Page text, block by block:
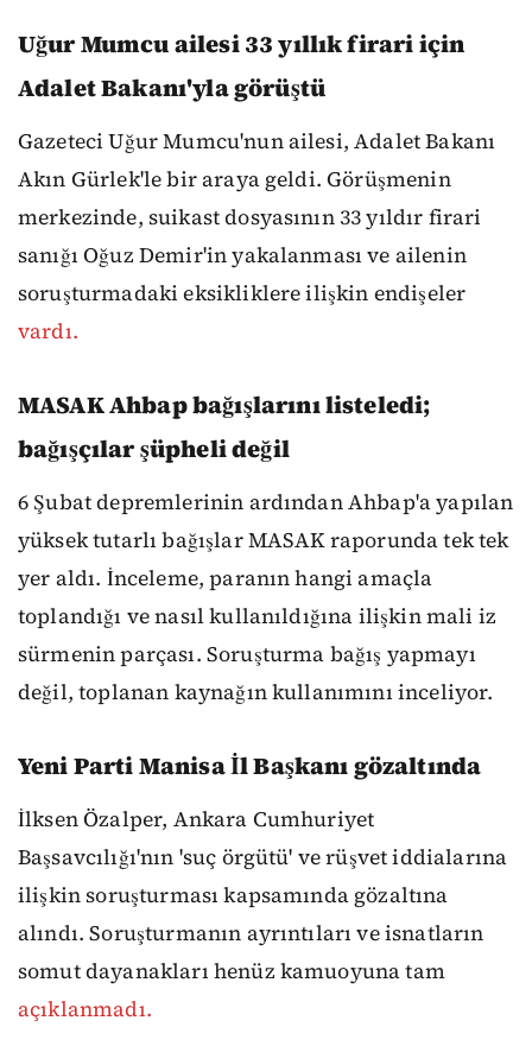
Uğur Mumcu ailesi 33 yıllık firari için
Adalet Bakanı'yla görüştü
Gazeteci Uğur Mumcu'nun ailesi, Adalet Bakanı
Akın Gürlek'le bir araya geldi. Görüşmenin
merkezinde, suikast dosyasının 33 yıldır firari
sanığı Oğuz Demir'in yakalanması ve ailenin
soruşturmadaki eksikliklere ilişkin endişeler
vardı.
MASAK Ahbap bağışlarını listeledi;
bağışçılar şüpheli değil
6 Şubat depremlerinin ardından Ahbap'a yapılan
yüksek tutarlı bağışlar MASAK raporunda tek tek
yer aldı. İnceleme, paranın hangi amaçla
toplandığı ve nasıl kullanıldığına ilişkin mali iz
sürmenin parçası. Soruşturma bağış yapmayı
değil, toplanan kaynağın kullanımını inceliyor.
Yeni Parti Manisa İl Başkanı gözaltında
İlksen Özalper, Ankara Cumhuriyet
Başsavcılığı'nın 'suç örgütü' ve rüşvet iddialarına
ilişkin soruşturması kapsamında gözaltına
alındı. Soruşturmanın ayrıntıları ve isnatların
somut dayanakları henüz kamuoyuna tam
açıklanmadı.